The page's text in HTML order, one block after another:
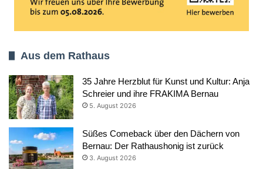
Aus dem Rathaus
35 Jahre Herzblut für Kunst und Kultur: Anja
Schreier und ihre FRAKIMA Bernau
5. August 2026
Süßes Comeback über den Dächern von
Bernau: Der Rathaushonig ist zurück
3. August 2026